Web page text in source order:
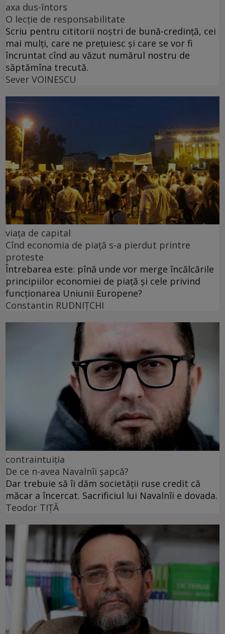
axa dus-întors
O lecție de responsabilitate
Scriu pentru cititorii noștri de bună-credință, cei
mai mulți, care ne prețuiesc și care se vor fi
încruntat cînd au văzut numărul nostru de
săptămîna trecută.
Sever VOINESCU
viața de capital
Cînd economia de piață s-a pierdut printre
proteste
Întrebarea este: pînă unde vor merge încălcările
principiilor economiei de piață și cele privind
funcționarea Uniunii Europene?
Constantin RUDNIŢCHI
contraintuiția
De ce n-avea Navalnîi șapcă?
Dar trebuie să îi dăm societății ruse credit că
măcar a încercat. Sacrificiul lui Navalnîi e dovada.
Teodor TIŢĂ